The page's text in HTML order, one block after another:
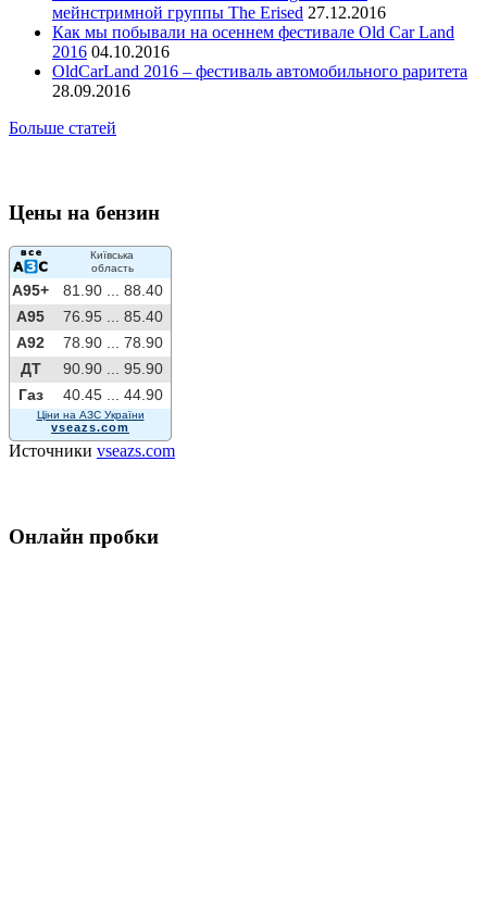
мейнстримной группы The Erised 27.12.2016
Как мы побывали на осеннем фестивале Old Car Land
2016 04.10.2016
OldCarLand 2016 – фестиваль автомобильного раритета
28.09.2016
Больше статей
Цены на бензин
Київська
область
A95+ 81.90 ...
88.40
A95
76.95 ...
85.40
A92
78.90 ...
78.90
ДТ
90.90 ...
95.90
Газ
40.45 ... 44.90
Ціни на АЗС України
vseazs.com
Источники vseazs.com
Онлайн пробки